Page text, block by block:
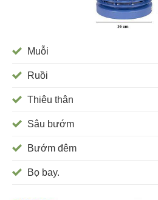
Muỗi
Ruồi
Thiêu thân
Sâu bướm
Bướm đêm
Bọ bay.